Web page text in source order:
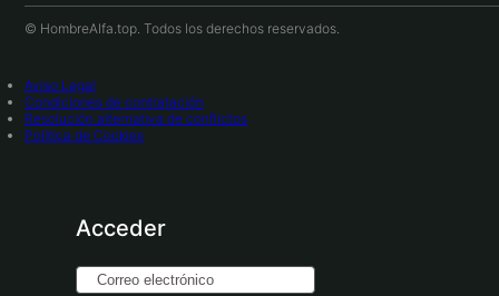
© HombreAlfa.top. Todos los derechos reservados.
Aviso Legal
Condiciones de contratación
Resolución alternativa de conflictos
Política de Cookies
Acceder